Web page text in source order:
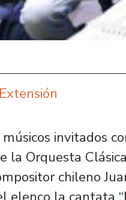
invitados
la Orquesta
chileno